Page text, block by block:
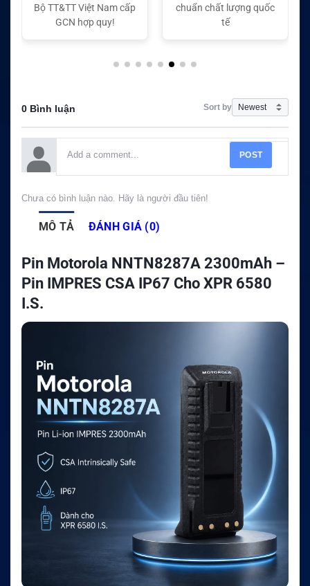
chuẩn chất lượng quốc
tế
chuẩn chất lượng quốc
tế
0 Bình luận Sort by
POST
Chưa có bình luận nào. Hãy là người đầu tiên!
MÔ TẢ ĐÁNH GIÁ (0)
Pin Motorola NNTN8287A 2300mAh –
Pin IMPRES CSA IP67 Cho XPR 6580
I.S.